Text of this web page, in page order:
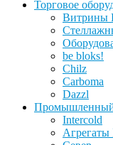
Торговое
Витрины
be bloks!
Chilz
Carboma
Dazzl
Intercold
Агрегаты